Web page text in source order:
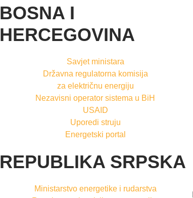
BOSNA I
HERCEGOVINA
Savjet ministara
Državna regulatorna komisija
za električnu energiju
Nezavisni operator sistema u BiH
USAID
Uporedi struju
Energetski portal
REPUBLIKA SRPSKA
Ministarstvo energetike i rudarstva